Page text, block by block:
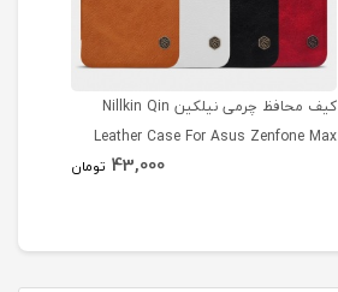
کیف محافظ چرمی نیلکین Nillkin Qin
Leather Case For Asus Zenfone Max
43,000 تومان